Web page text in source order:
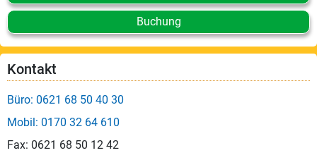
Buchung
Kontakt
Büro: 0621 68 50 40 30
Mobil: 0170 32 64 610
Fax: 0621 68 50 12 42